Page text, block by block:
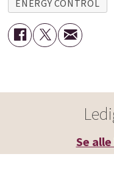
ENERGY CONTROL
Se